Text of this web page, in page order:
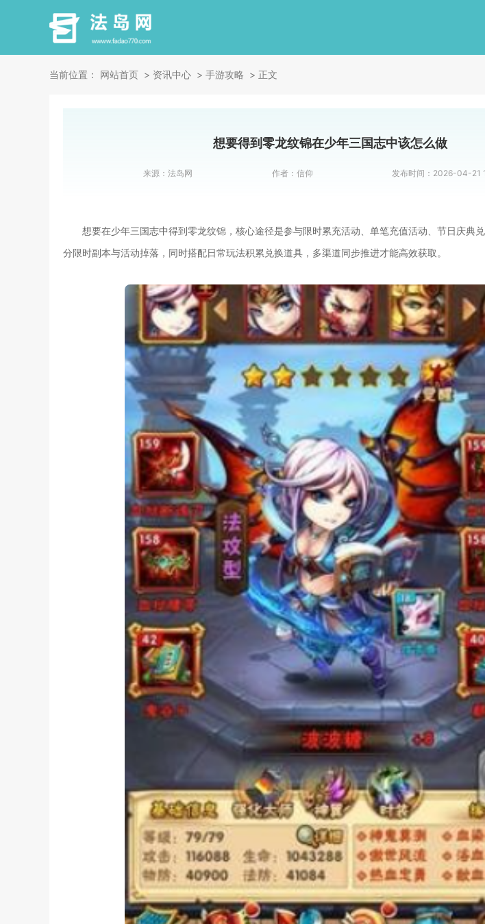
当前位置： 网站首页 资讯中心 手游攻略 正文
想要得到零龙纹锦在少年三国志中该怎么做
来源： 法岛网 作者： 信仰 发布时间： 2026-04-21
想要在少年三国志中得到零龙纹锦，核心途径是参与限时累充活动、单笔充值活动、节日庆典
分限时副本与活动掉落，同时搭配日常玩法积累兑换道具，多渠道同步推进才能高效获取。